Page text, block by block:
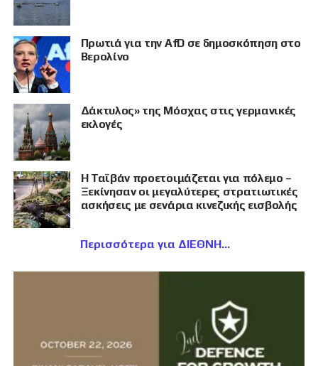
Πρωτιά για την AfD σε δημοσκόπηση στο
Βερολίνο
Δάκτυλος» της Μόσχας στις γερμανικές
εκλογές
Η Ταϊβάν προετοιμάζεται για πόλεμο –
Ξεκίνησαν οι μεγαλύτερες στρατιωτικές
ασκήσεις με σενάρια κινεζικής εισβολής
Περισσότερα για ΔΙΕΘΝΗ